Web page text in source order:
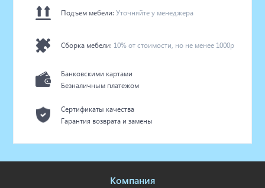
Подъем мебели:Уточняйте у менеджера
Сборка мебели: 10% от стоимости, но не менее 1000р
Банковскими картами
Безналичным платежом
Сертификаты качества
Гарантия возврата и замены
Компания